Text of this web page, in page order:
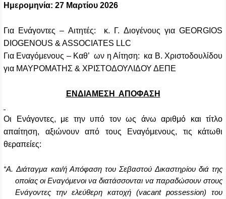
Ημερομηνία: 27 Μαρτίου 2026
Για Ενάγοντες – Αιτητές: κ. Γ. Διογένους για GEORGIOS
DIOGENOUS & ASSOCIATES LLC
Για Εναγόμενους – Καθ’ ων η Αίτηση: κα Β. Χριστοδουλίδου
για ΜΑΥΡΟΜΑΤΗΣ & ΧΡΙΣΤΟΔΟΥΛΙΔΟΥ ΔΕΠΕ
ΕΝΔΙΑΜΕΣΗ ΑΠΟΦΑΣΗ
Oι Ενάγοντες, με την υπό τον ως άνω αριθμό και τίτλο
απαίτηση, αξιώνουν από τους Εναγόμενους, τις κάτωθι
θεραπείες:
“A.Διάταγμα και/ή Απόφαση του Σεβαστού Δικαστηρίου διά της
οποίας οι Εναγόμενοι να διατάσσονται να παραδώσουν στους
Ενάγοντες την ελεύθερη κατοχή (vacant possession) του